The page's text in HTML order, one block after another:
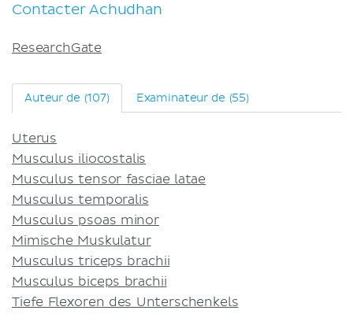
Contacter Achudhan
ResearchGate
Auteur de (107) Examinateur de (55)
Uterus
Musculus iliocostalis
Musculus tensor fasciae latae
Musculus temporalis
Musculus psoas minor
Mimische Muskulatur
Musculus triceps brachii
Musculus biceps brachii
Tiefe Flexoren des Unterschenkels